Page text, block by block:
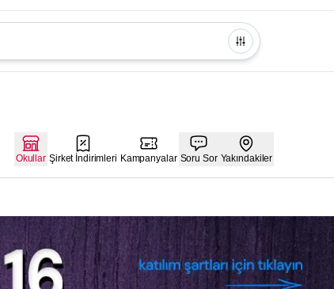
Okullar Şirket İndirimleri Kampanyalar Soru Sor Yakındakiler